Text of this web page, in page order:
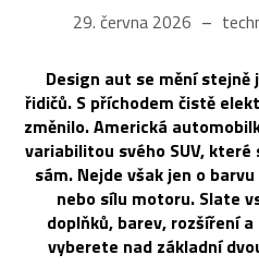
29. června 2026
Design aut se mění stejně
řidičů. S příchodem čistě
změnilo. Americká
variabilitou svého SUV,
sám. Nejde však jen o
nebo sílu motoru. Slate
doplňků, barev, rozšíření
vyberete nad základní